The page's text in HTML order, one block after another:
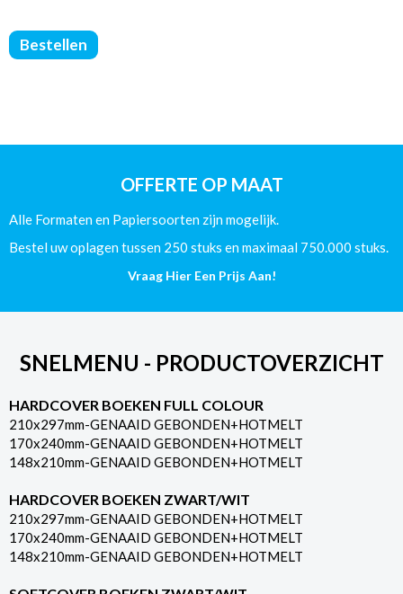
Brochures
Geniet
-
64
Bestellen
OFFERTE OP MAAT
Alle Formaten en Papiersoorten zijn mogelijk.
Bestel uw oplagen tussen 250 stuks en maximaal 750.000 stuks.
Vraag Hier Een Prijs Aan!
SNELMENU - PRODUCTOVERZICHT
HARDCOVER BOEKEN FULL COLOUR
210x297mm-GENAAID GEBONDEN+HOTMELT
170x240mm-GENAAID GEBONDEN+HOTMELT
148x210mm-GENAAID GEBONDEN+HOTMELT
HARDCOVER BOEKEN ZWART/WIT
210x297mm-GENAAID GEBONDEN+HOTMELT
170x240mm-GENAAID GEBONDEN+HOTMELT
148x210mm-GENAAID GEBONDEN+HOTMELT